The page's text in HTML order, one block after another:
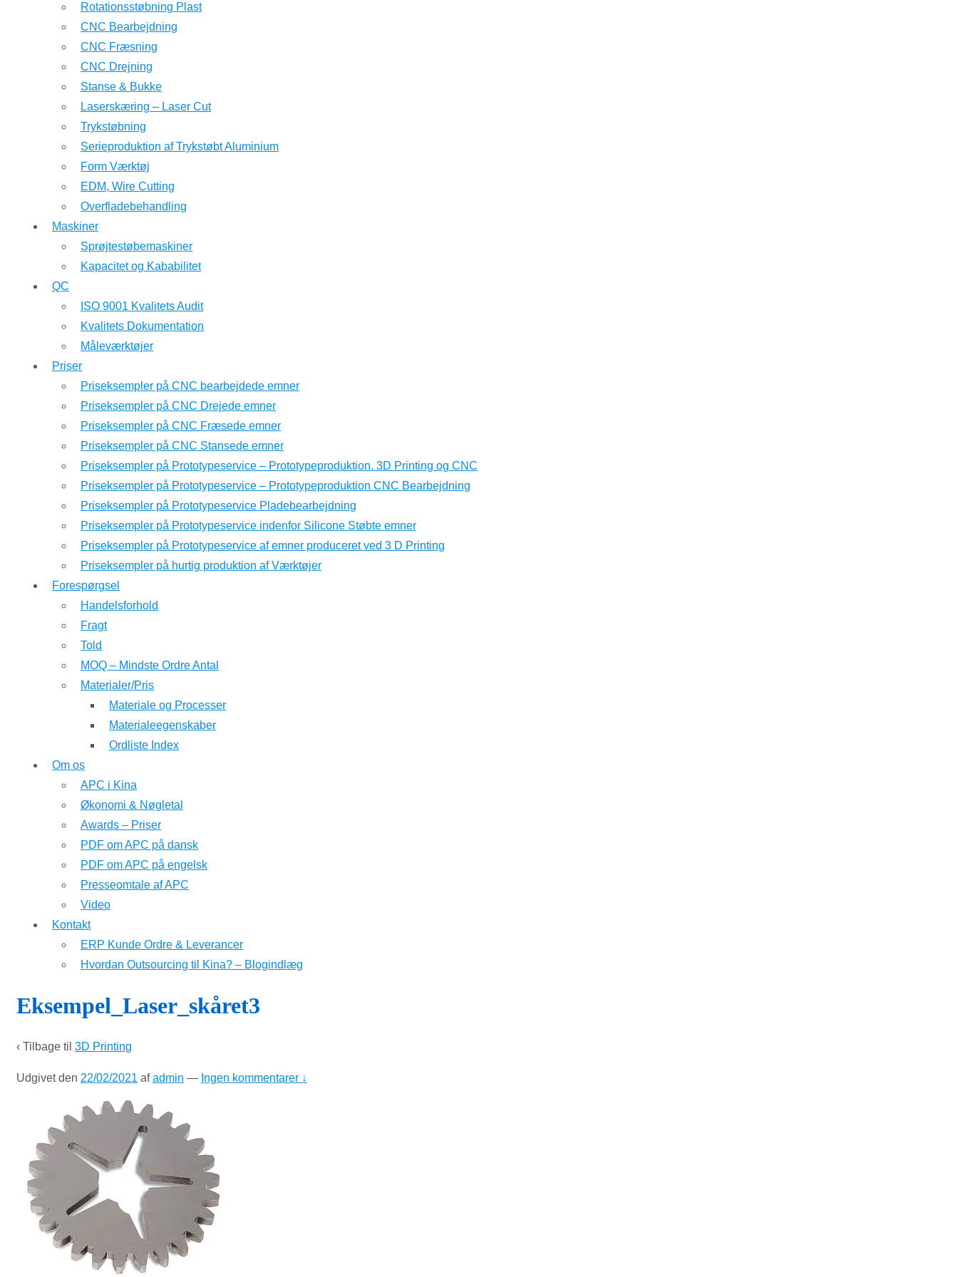
Rotationsstøbning Plast
CNC Bearbejdning
CNC Fræsning
CNC Drejning
Stanse & Bukke
Laserskæring – Laser Cut
Trykstøbning
Serieproduktion af Trykstøbt Aluminium
Form Værktøj
EDM, Wire Cutting
Overfladebehandling
Maskiner
Sprøjtestøbemaskiner
Kapacitet og Kababilitet
QC
ISO 9001 Kvalitets Audit
Kvalitets Dokumentation
Måleværktøjer
Priser
Priseksempler på CNC bearbejdede emner
Priseksempler på CNC Drejede emner
Priseksempler på CNC Fræsede emner
Priseksempler på CNC Stansede emner
Priseksempler på Prototypeservice – Prototypeproduktion. 3D Printing og CNC
Priseksempler på Prototypeservice – Prototypeproduktion CNC Bearbejdning
Priseksempler på Prototypeservice Pladebearbejdning
Priseksempler på Prototypeservice indenfor Silicone Støbte emner
Priseksempler på Prototypeservice af emner produceret ved 3 D Printing
Priseksempler på hurtig produktion af Værktøjer
Forespørgsel
Handelsforhold
Fragt
Told
MOQ – Mindste Ordre Antal
Materialer/Pris
Materiale og Processer
Materialeegenskaber
Ordliste Index
Om os
APC i Kina
Økonomi & Nøgletal
Awards – Priser
PDF om APC på dansk
PDF om APC på engelsk
Presseomtale af APC
Video
Kontakt
ERP Kunde Ordre & Leverancer
Hvordan Outsourcing til Kina? – Blogindlæg
Eksempel_Laser_skåret3
‹ Tilbage til 3D Printing
Udgivet den 22/02/2021 afadmin — Ingen kommentarer ↓